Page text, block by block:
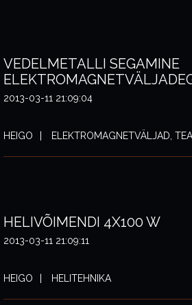
VEDELMETALLI SEGAMINE
2013-03-11 21:09:04
HEIGO ELEKTROMAGNETVÄLJAD,
HELIVÕIMENDI 4X100 W
2013-03-11 21:09:11
HEIGO HELITEHNIKA